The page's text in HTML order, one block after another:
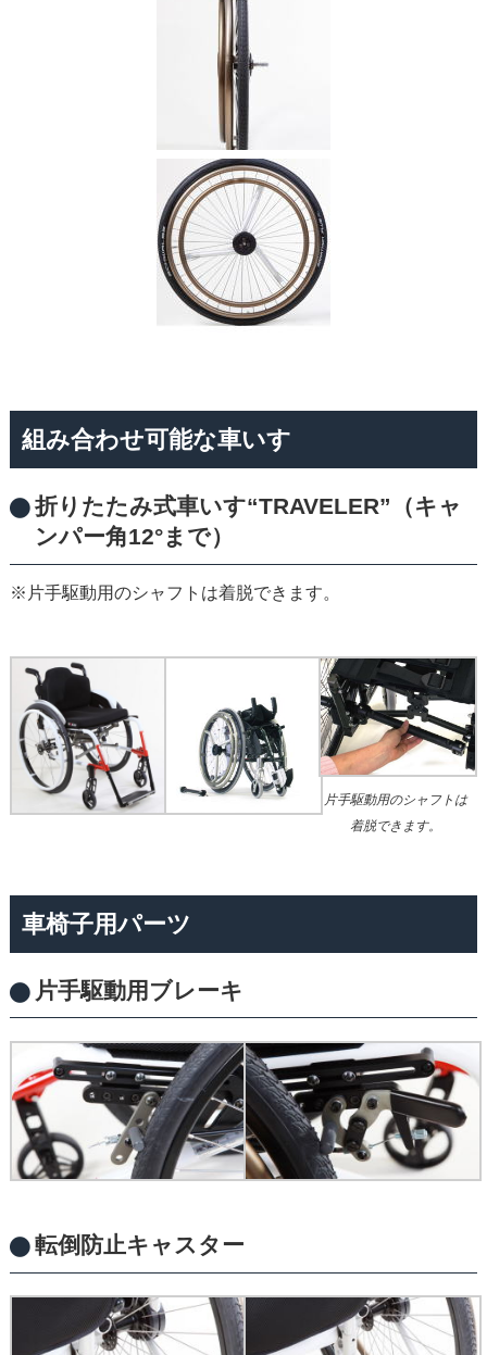
組み合わせ可能な車いす
折りたたみ式車いす“TRAVELER”（キャ
ンパー角12°まで）
※片手駆動用のシャフトは着脱できます。
片手駆動用のシャフトは
着脱できます。
車椅子用パーツ
片手駆動用ブレーキ
転倒防止キャスター